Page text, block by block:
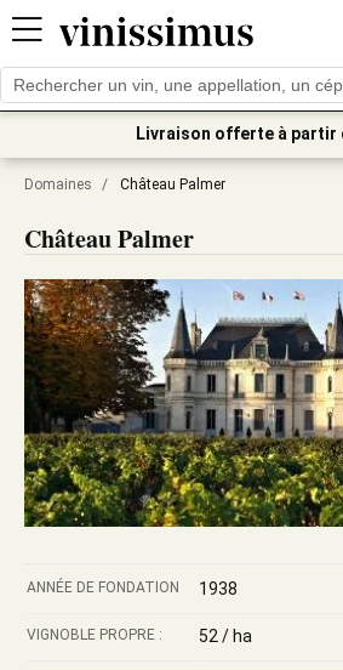
Livraison offerte à partir
Domaines / Château Palmer
Château Palmer
ANNÉE DE FONDATION 1938
VIGNOBLE PROPRE : 52 / ha